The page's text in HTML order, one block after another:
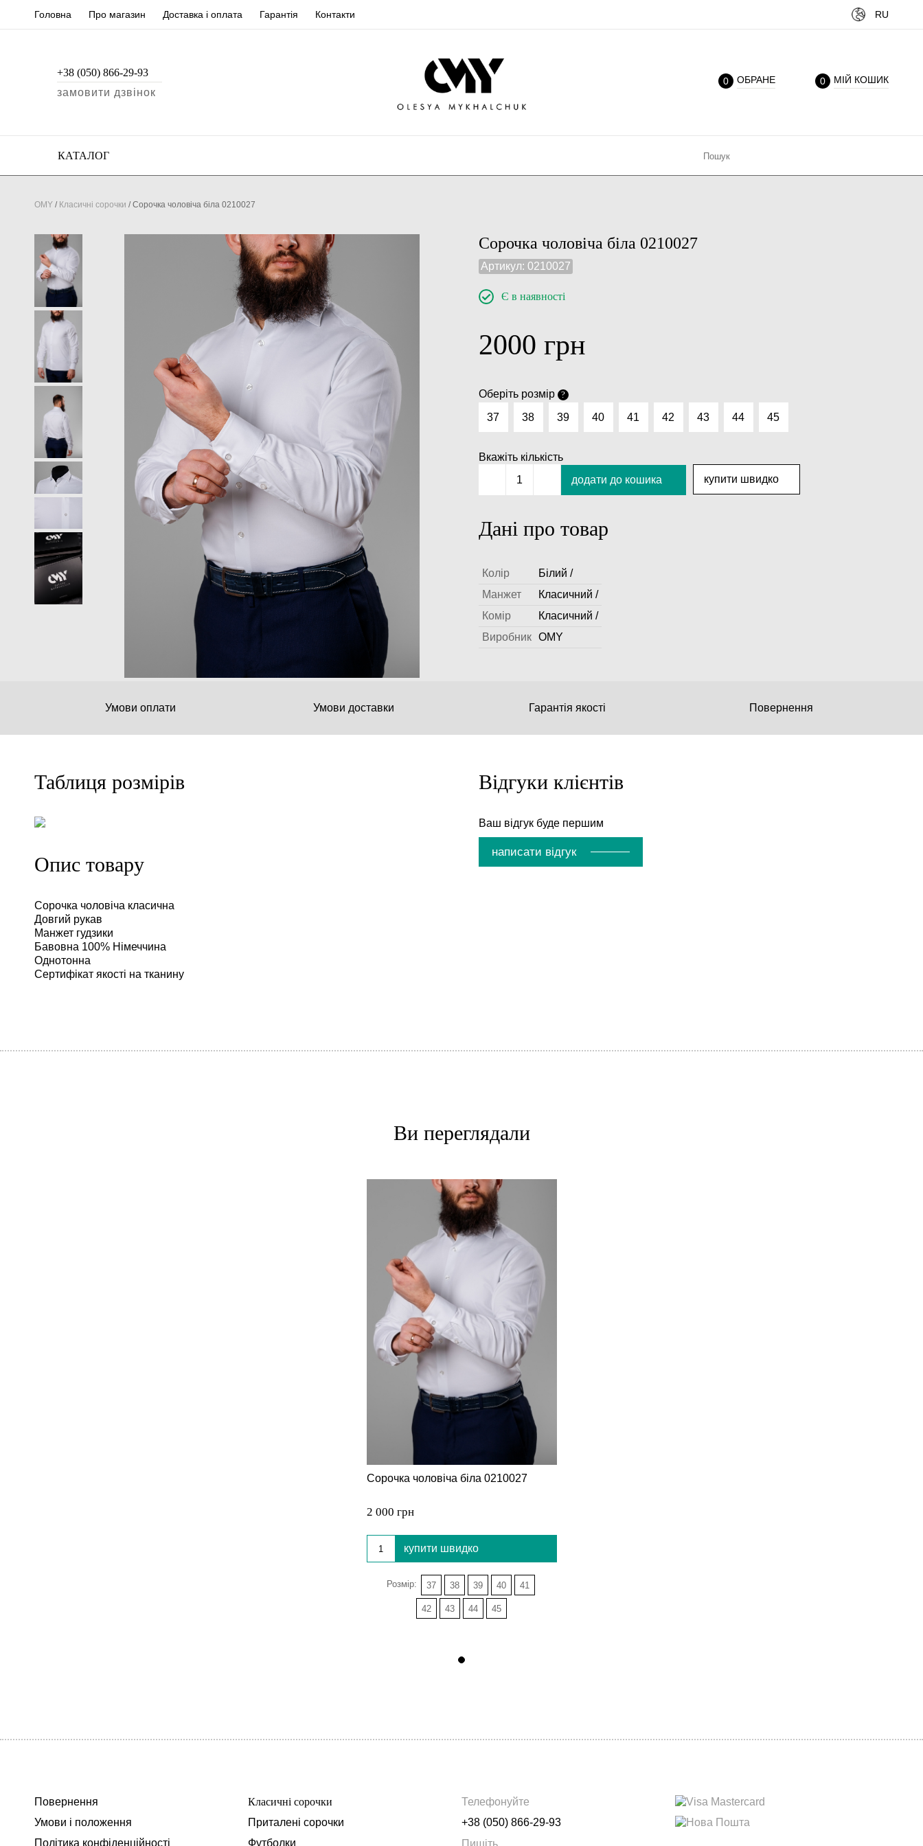
Головна Про магазин Доставка і оплата Гарантія Контакти RU
+38 (050) 866-29-93
замовити дзвінок
0 МІЙ КОШИК
0 ОБРАНЕ
КАТАЛОГ
OMY / Класичні сорочки /Сорочка чоловіча біла 0210027
Сорочка чоловіча біла 0210027
Артикул: 0210027
Є в наявності
2000 грн
Оберіть розмір ?
37 38 39 40 41 42 43 44 45
Вкажіть кількість
1
додати до кошика купити швидко
Дані про товар
Колір
Білий /
Манжет
Класичний /
Комір
Класичний /
Виробник OMY
Умови оплати Умови доставки Гарантія якості Повернення
Таблиця розмірів
Опис товару
Сорочка чоловіча класична
Довгий рукав
Манжет гудзики
Бавовна 100% Німеччина
Однотонна
Сертифікат якості на тканину
Відгуки клієнтів
Ваш відгук буде першим
написати відгук
Ви переглядали
Сорочка чоловіча біла 0210027
2 000 грн
купити швидко
Розмір: 37 38 39 40 41
42 43 44 45
Повернення
Умови і положення
Політика конфіденційності
Класичні сорочки
Приталені сорочки
Футболки
Телефонуйте
+38 (050) 866-29-93
Пишіть